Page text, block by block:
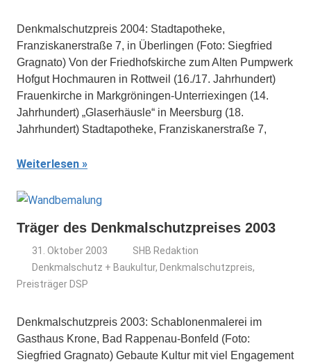
Denkmalschutzpreis 2004: Stadtapotheke,
Franziskanerstraße 7, in Überlingen (Foto: Siegfried
Gragnato) Von der Friedhofskirche zum Alten Pumpwerk
Hofgut Hochmauren in Rottweil (16./17. Jahrhundert)
Frauenkirche in Markgröningen-Unterriexingen (14.
Jahrhundert) „Glaserhäusle“ in Meersburg (18.
Jahrhundert) Stadtapotheke, Franziskanerstraße 7,
Weiterlesen
Träger des Denkmalschutzpreises 2003
31. Oktober 2003
SHB Redaktion
Denkmalschutz + Baukultur, Denkmalschutzpreis,
Preisträger DSP
Denkmalschutzpreis 2003: Schablonenmalerei im
Gasthaus Krone, Bad Rappenau-Bonfeld (Foto:
Siegfried Gragnato) Gebaute Kultur mit viel Engagement